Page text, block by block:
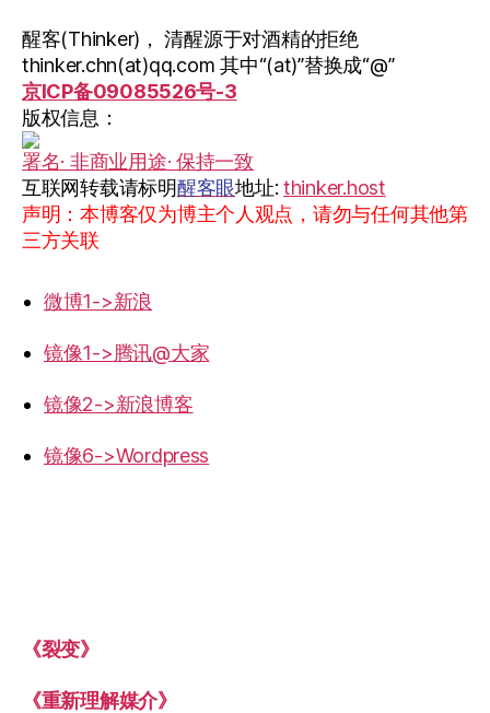
醒客(Thinker)， 清醒源于对酒精的拒绝
thinker.chn(at)qq.com 其中“(at)”替换成“@”
京ICP备09085526号-3
版权信息：
署名· 非商业用途· 保持一致
互联网转载请标明醒客眼地址: thinker.host
声明：本博客仅为博主个人观点，请勿与任何其他第
三方关联
微博1->新浪
镜像1->腾讯@大家
镜像2->新浪博客
镜像6->Wordpress
《裂变》
《重新理解媒介》